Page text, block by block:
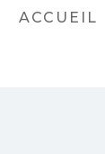
ACCUEIL